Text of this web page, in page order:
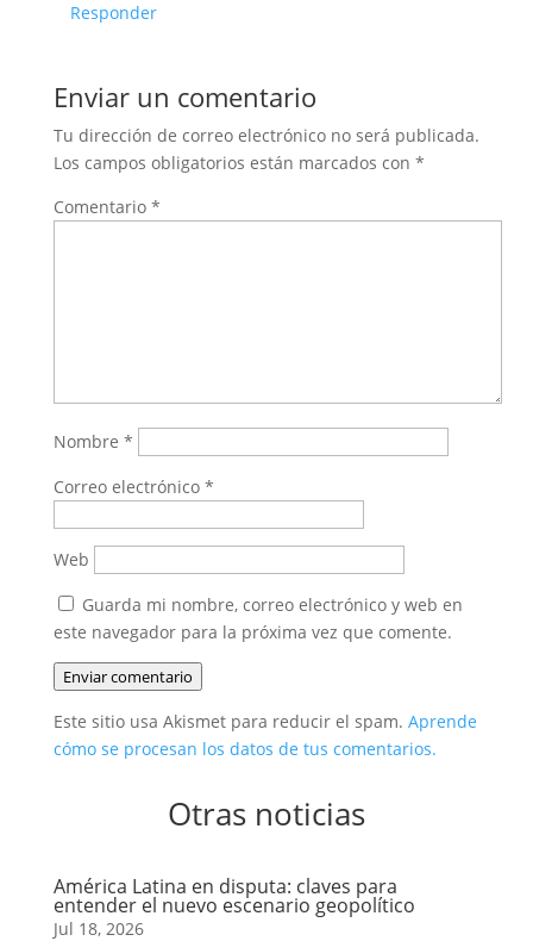
Responder
Enviar un comentario
Tu dirección de correo electrónico no será publicada.
Los campos obligatorios están marcados con *
Comentario *
Nombre *
Correo electrónico *
Web
Guarda mi nombre, correo electrónico y web en
este navegador para la próxima vez que comente.
Enviar comentario
Este sitio usa Akismet para reducir el spam. Aprende
cómo se procesan los datos de tus comentarios.
Otras noticias
América Latina en disputa: claves para
entender el nuevo escenario geopolítico
Jul 18, 2026